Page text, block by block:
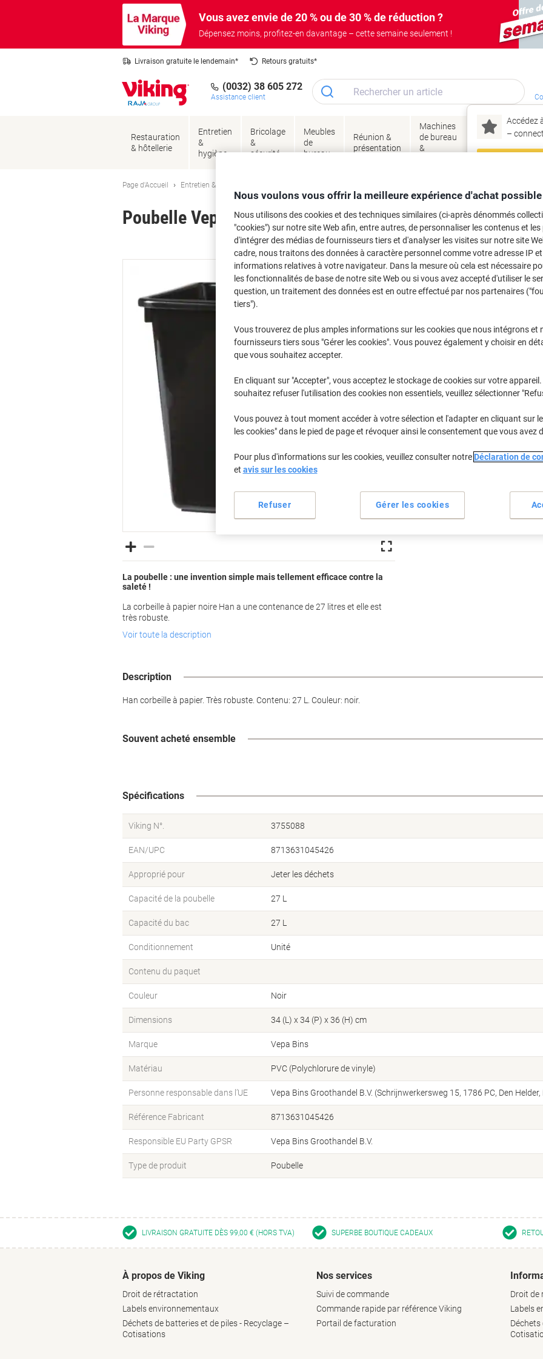
Vous avez envie de 20 % ou de 30 % de réduction ?
Dépensez moins, profitez-en davantage – cette semaine seulement !
Livraison gratuite le lendemain* Retours gratuits*
(0032) 38 605 272
Assistance client
Accédez
–
Restauration
& hôtellerie
Entretien
&
hygiène
Bricolage
&
sécurité
Meubles
de
bureau
Réunion &
présentation
Machines
de bureau
&
Encres
toner
&
Page d'Accueil Entretien & hygiène
Poubelle Vepa Bins 27 L Noir PVC (Polychlorure de
Marque : Vepa Bins Viking N°. 3755088
La poubelle : une invention simple mais tellement efficace contre la
saleté !
La corbeille à papier noire Han a une contenance de 27 litres et elle est
très robuste.
Voir toute la description
Achetez Plus,Dépensez Moins
€19,99 À partir de 3 Unités
€23,39 TVA incl.
Quantité TVA excl.
1Unité €22,19
3+Unités €19,99 -9%
En stock Livraison 2-3 jours
Informations de livraison
Description
Han corbeille à papier. Très robuste. Contenu: 27 L. Couleur: noir.
Souvent acheté ensemble
Spécifications
Viking N°. 3755088
EAN/UPC 8713631045426
Approprié pour Jeter les déchets
Capacité de la poubelle 27 L
Capacité du bac 27 L
Conditionnement Unité
Contenu du paquet
Couleur Noir
Dimensions 34 (L) x 34 (P) x 36 (H) cm
Marque Vepa Bins
Matériau PVC (Polychlorure de vinyle)
Personne responsable dans l’UE Vepa Bins Groothandel B.V. (Schrijnwerkersweg 15, 1786 PC, Den
Référence Fabricant 8713631045426
Responsible EU Party GPSR Vepa Bins Groothandel B.V.
Type de produit Poubelle
LIVRAISON GRATUITE DÈS 99,00 € (HORS TVA) SUPERBE BOUTIQUE CADEAUX
À propos de Viking
Droit de rétractation
Labels environnementaux
Déchets de batteries et de piles - Recyclage –
Cotisations
Nos services
Suivi de commande
Commande rapide par référence Viking
Portail de facturation
Droit de
Labels
Déchets
Nous voulons vous offrir la meilleure expérience d'achat possible
Nous utilisons des cookies et des techniques similaires (ci-après dénommés
"cookies") sur notre site Web afin, entre autres, de personnaliser les contenus et les
d'intégrer des médias de fournisseurs tiers et d'analyser les visites sur notre site
cadre, nous traitons des données à caractère personnel comme votre adresse IP et
informations relatives à votre navigateur. Dans la mesure où cela est nécessaire
les fonctionnalités de base de notre site Web ou si vous avez accepté d'utiliser le
question, un traitement des données est en outre effectué par nos partenaires
tiers").
Vous trouverez de plus amples informations sur les cookies que nous intégrons et
fournisseurs tiers sous "Gérer les cookies". Vous pouvez également y choisir en
que vous souhaitez accepter.
En cliquant sur "Accepter", vous acceptez le stockage de cookies sur votre appareil.
souhaitez refuser l'utilisation des cookies non essentiels, veuillez sélectionner
Vous pouvez à tout moment accéder à votre sélection et l'adapter en cliquant sur le
les cookies" dans le pied de page et révoquer ainsi le consentement que vous avez
Pour plus d'informations sur les cookies, veuillez consulter notre Déclaration de
et avis sur les cookies
Gérer les cookies
Refuser